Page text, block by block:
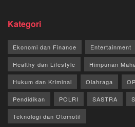
Kategori
Ekonomi dan Finance Entertainment
Healthy dan Lifestyle Himpunan
Hukum dan Kriminal Olahraga
Pendidikan POLRI SASTRA
Teknologi dan Otomotif